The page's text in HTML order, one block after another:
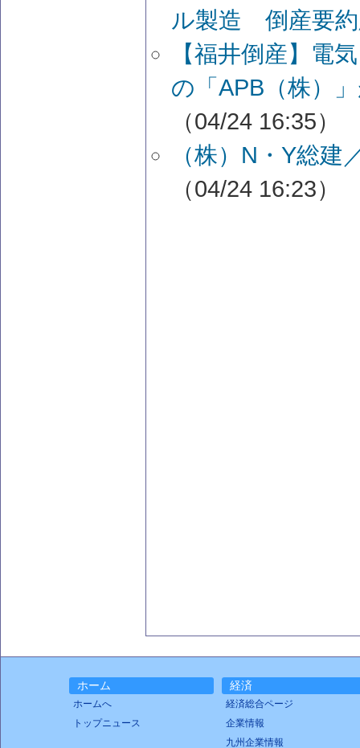
ル製造 倒産要
【福井倒産】電
の「APB（株）
（04/24 16:35）
（株）N・Y総
（04/24 16:23）
ホーム
ホームへ
トップニュース
経済
経済総合ページ
企業情報
九州企業情報